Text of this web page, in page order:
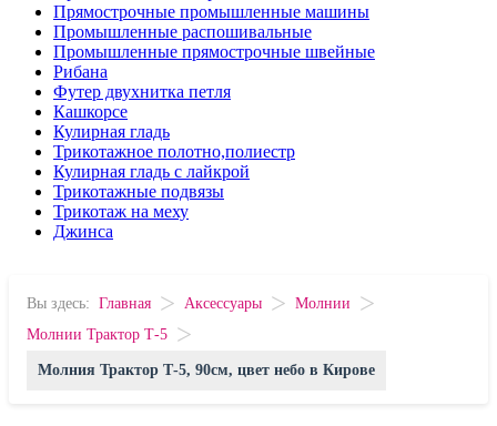
Прямострочные промышленные машины
Промышленные распошивальные
Промышленные прямострочные швейные
Рибана
Футер двухнитка петля
Кашкорсе
Кулирная гладь
Трикотажное полотно,полиестр
Кулирная гладь с лайкрой
Трикотажные подвязы
Трикотаж на меху
Джинса
Вы здесь: Главная > Аксессуары > Молнии >
Молнии Трактор Т-5 >
Молния Трактор Т-5, 90см, цвет небо в Кирове